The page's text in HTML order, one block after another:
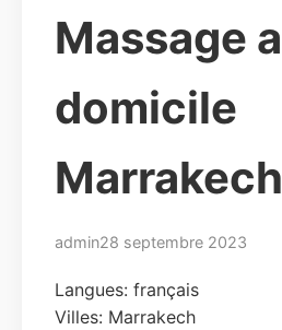
Massage a
domicile
Marrakech
admin28 septembre 2023
Langues: français
Villes: Marrakech